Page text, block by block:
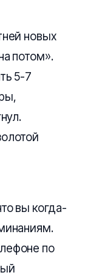
новых
потом».
5-7
вы когда-
по